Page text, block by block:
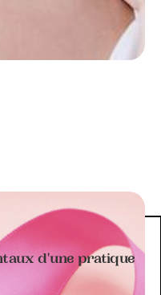
d'une pratique